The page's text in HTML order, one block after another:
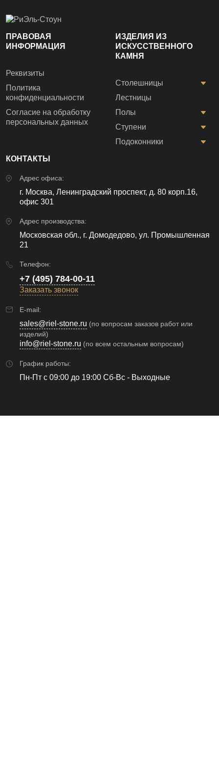
ПРАВОВАЯ
ИНФОРМАЦИЯ
Реквизиты
Политика
конфиденциальности
Согласие на обработку
персональных данных
ИЗДЕЛИЯ ИЗ
ИСКУССТВЕННОГО
КАМНЯ
Столешницы
Лестницы
Полы
Ступени
Подоконники
КОНТАКТЫ
Адрес офиса:
г. Москва, Ленинградский проспект, д. 80 корп.16,
офис 301
Адрес производства:
Московская обл., г. Домодедово, ул. Промышленная
21
Телефон:
+7 (495) 784-00-11
Заказать звонок
E-mail:
sales@riel-stone.ru (по вопросам заказов работ или
изделий)
info@riel-stone.ru (по всем остальным вопросам)
График работы:
Пн-Пт с 09:00 до 19:00 Сб-Вс - Выходные